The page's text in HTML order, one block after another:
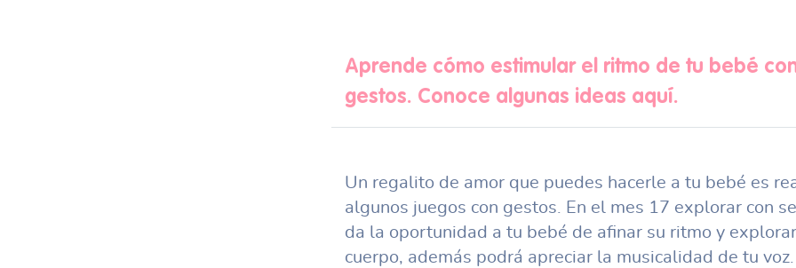
Aprende cómo estimular el ritmo de tu bebé
gestos. Conoce algunas ideas aquí.
Un regalito de amor que puedes hacerle a tu bebé es
algunos juegos con gestos. En el mes 17 explorar con
da la oportunidad a tu bebé de afinar su ritmo y
cuerpo, además podrá apreciar la musicalidad de tu